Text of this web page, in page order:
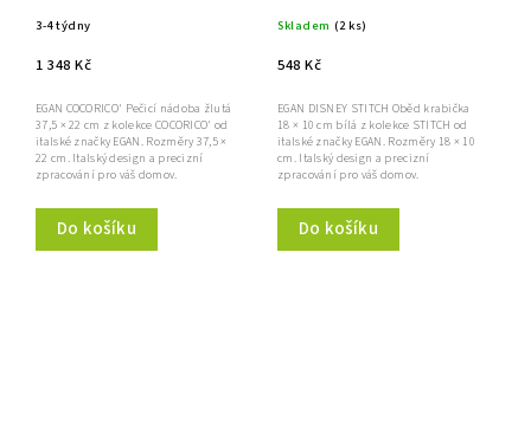
3-4 týdny
1 348 Kč
Do košíku
EGAN COCORICO' Pečicí nádoba žlutá
37,5 × 22 cm z kolekce COCORICO' od
italské značky EGAN. Rozměry 37,5 ×
22 cm. Italský design a precizní
zpracování pro váš domov.
Skladem (2 ks)
548 Kč
Do košíku
EGAN DISNEY STITCH Oběd krabička
18 × 10 cm bílá z kolekce STITCH od
italské značky EGAN. Rozměry 18 × 10
cm. Italský design a precizní
zpracování pro váš domov.